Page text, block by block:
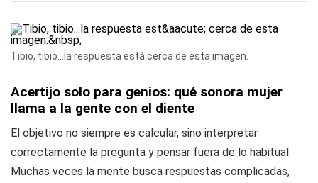
Tibio, tibio...la respuesta está cerca de esta imagen.
Acertijo solo para genios: qué sonora mujer
llama a la gente con el diente
El objetivo no siempre es calcular, sino interpretar
correctamente la pregunta y pensar fuera de lo habitual.
Muchas veces la mente busca respuestas complicadas,